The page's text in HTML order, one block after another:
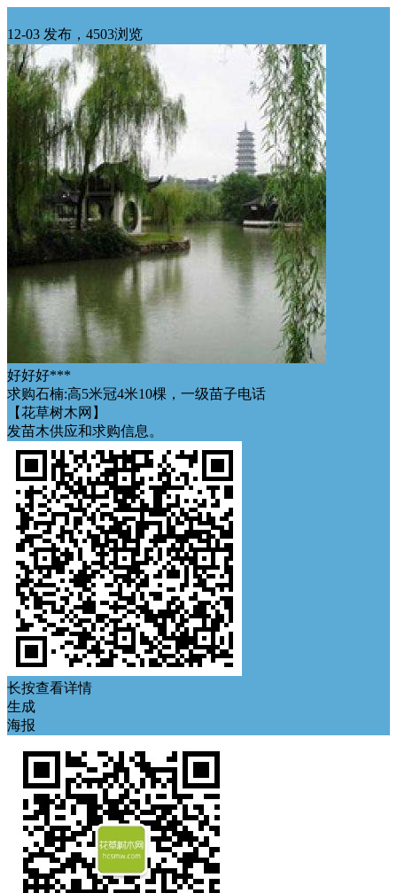
12-03 发布，4503浏览
好好好***
求购石楠:高5米冠4米10棵，一级苗子电话
【花草树木网】
发苗木供应和求购信息。
长按查看详情
生成
海报